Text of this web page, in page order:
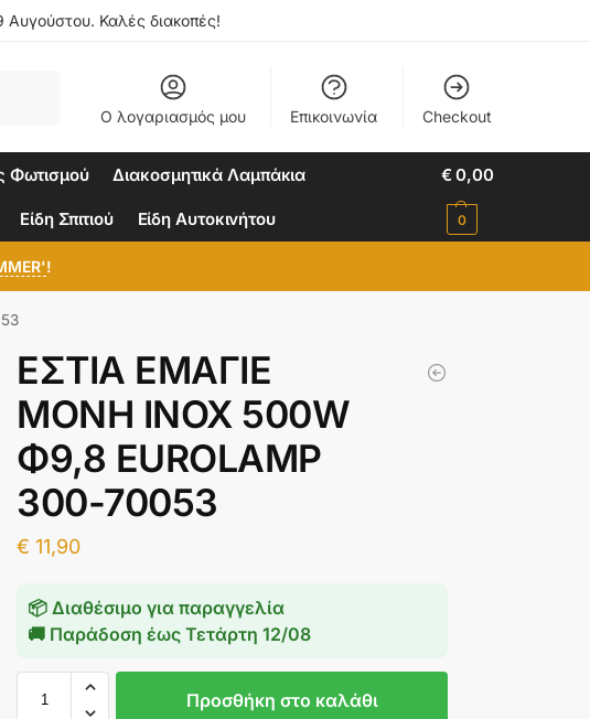
Καλές διακοπές!
Ο λογαριασμός μου Επικοινωνία Checkout
Φωτισμού Διακοσμητικά Λαμπάκια
Είδη Σπιτιού Είδη Αυτοκινήτου
€0,00
0
!
ΕΣΤΙΑ ΕΜΑΓΙΕ
ΜΟΝΗ ΙΝΟΧ 500W
Φ9,8 EUROLAMP
300-70053
€ 11,90
📦 Διαθέσιμο για παραγγελία
🚚 Παράδοση έωςΤετάρτη 12/08
Προσθήκη στο καλάθι